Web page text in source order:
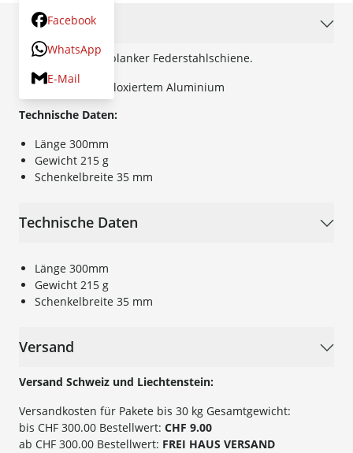
Facebook
WhatsApp
E-Mail
Beschreibung
Mit beweglicher, blanker Federstahlschiene.
Schenkel aus eloxiertem Aluminium
Technische Daten:
Länge 300mm
Gewicht 215 g
Schenkelbreite 35 mm
Technische Daten
Länge 300mm
Gewicht 215 g
Schenkelbreite 35 mm
Versand
Versand Schweiz und Liechtenstein:
Versandkosten für Pakete bis 30 kg Gesamtgewicht:
bis CHF 300.00 Bestellwert: CHF 9.00
ab CHF 300.00 Bestellwert: FREI HAUS VERSAND